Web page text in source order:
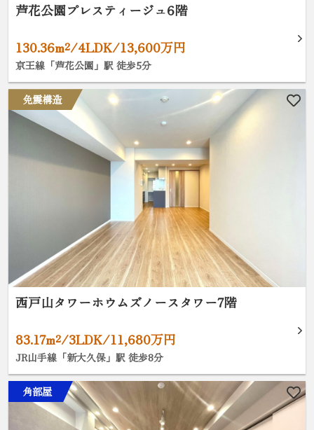
芦花公園プレスティージュ6階
130.36m²/4LDK/13,600万円
京王線「芦花公園」駅 徒歩5分
免震構造
西戸山タワーホウムズノースタワー7階
83.17m²/3LDK/11,680万円
JR山手線「新大久保」駅 徒歩8分
角部屋